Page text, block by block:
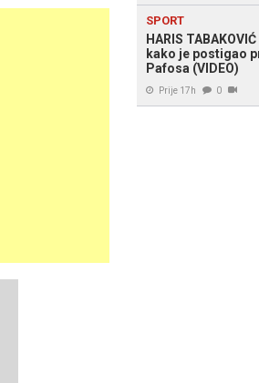
SPORT
HARIS
kako je postigao
Pafosa (VIDEO)
Prije 17h 0